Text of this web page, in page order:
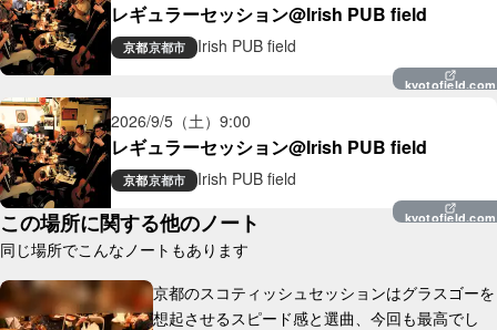
レギュラーセッション@Irish PUB field
京都京都市 Irish PUB field
kyotofield.com
2026/9/5（土） 9:00
レギュラーセッション@Irish PUB field
京都京都市 Irish PUB field
kyotofield.com
この場所に関する他のノート
同じ場所でこんなノートもあります
京都のスコティッシュセッションはグラスゴーを
想起させるスピード感と選曲、今回も最高でし